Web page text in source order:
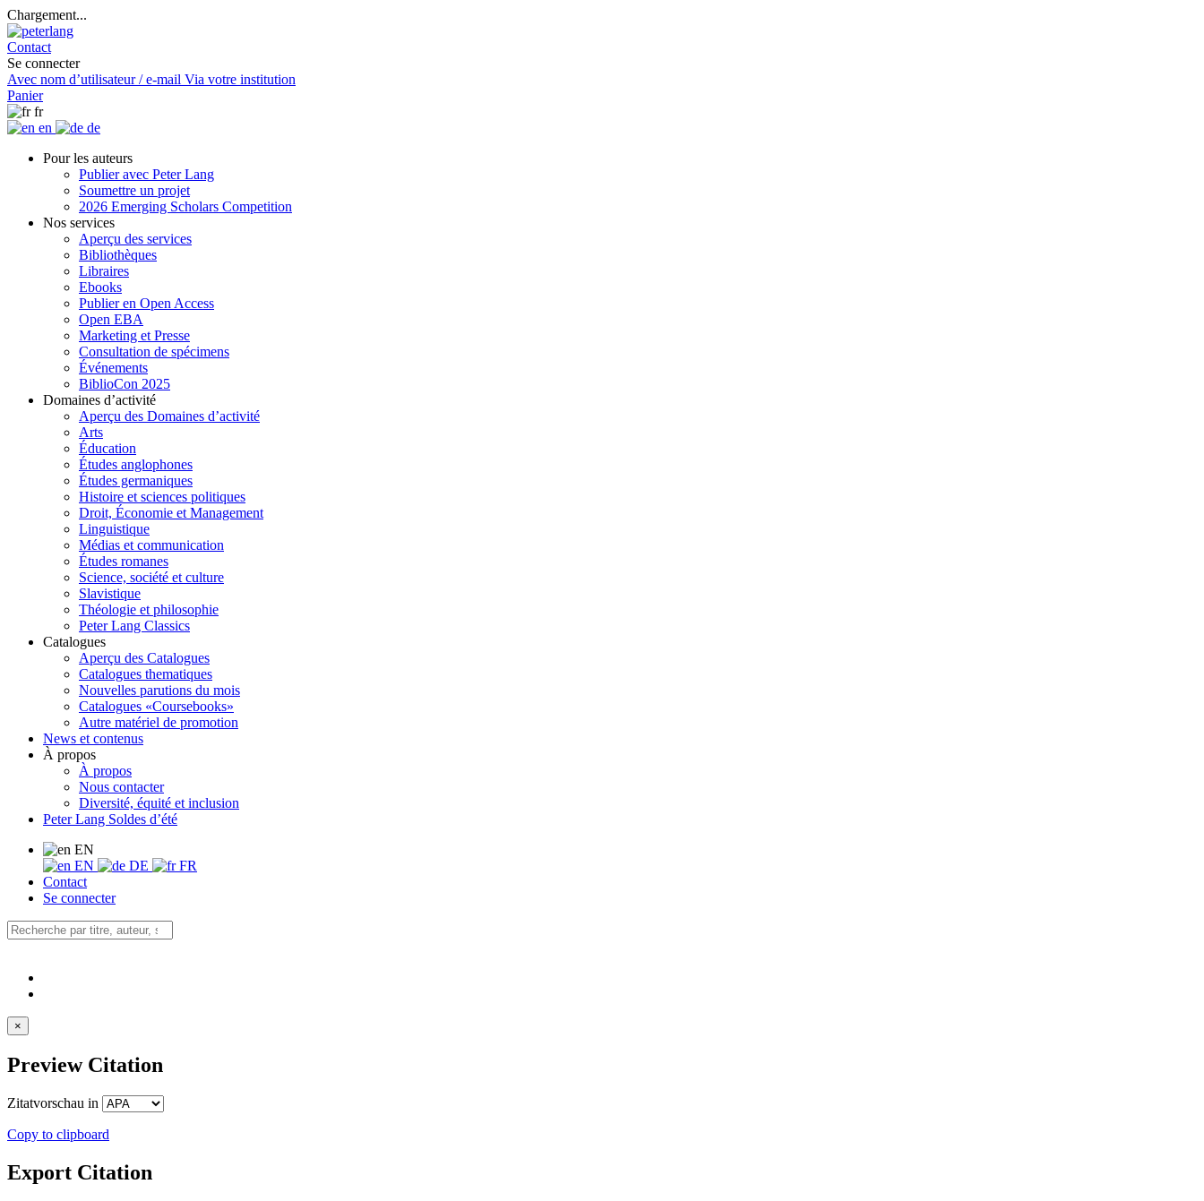
Chargement...
Contact
Se connecter
Avec nom d’utilisateur / e-mail Via votre institution
Panier
fr
en
de
Pour les auteurs
Publier avec Peter Lang
Soumettre un projet
2026 Emerging Scholars Competition
Nos services
Aperçu des services
Bibliothèques
Libraires
Ebooks
Publier en Open Access
Open EBA
Marketing et Presse
Consultation de spécimens
Événements
BiblioCon 2025
Domaines d’activité
Aperçu des Domaines d’activité
Arts
Éducation
Études anglophones
Études germaniques
Histoire et sciences politiques
Droit, Économie et Management
Linguistique
Médias et communication
Études romanes
Science, société et culture
Slavistique
Théologie et philosophie
Peter Lang Classics
Catalogues
Aperçu des Catalogues
Catalogues thematiques
Nouvelles parutions du mois
Catalogues «Coursebooks»
Autre matériel de promotion
News et contenus
À propos
À propos
Nous contacter
Diversité, équité et inclusion
Peter Lang Soldes d’été
EN
EN
DE
FR
Contact
Se connecter
×
Preview Citation
Zitatvorschau in
Copy to clipboard
Export Citation